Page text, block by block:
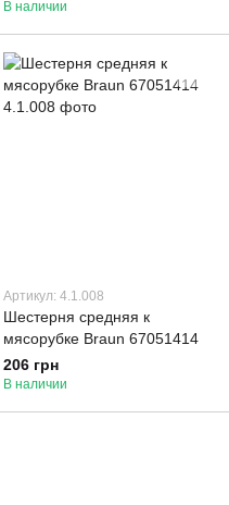
В наличии
Артикул: 4.1.008
Шестерня средняя к
мясорубке Braun 67051414
206 грн
В наличии